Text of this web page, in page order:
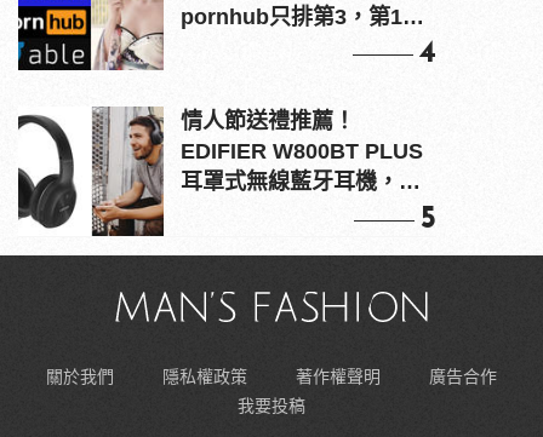
pornhub只排第3，第1名
4
情人節送禮推薦！
EDIFIER W800BT PLUS
耳罩式無線藍牙耳機，在
5
關於我們 隱私權政策 著作權聲明
廣告合作
我要投稿